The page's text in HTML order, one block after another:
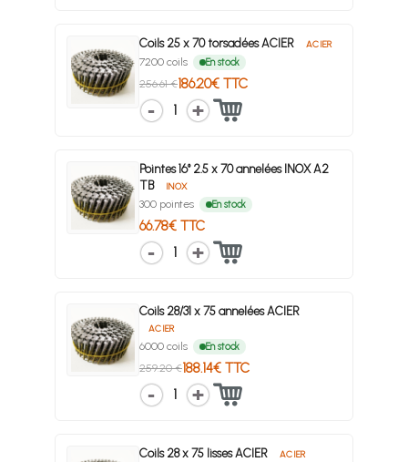
Coils 25 x 70 torsadées ACIER ACIER
7200 coils En stock
256.61 €186.20€ TTC
1
Pointes 16° 2.5 x 70 annelées INOX A2
TB
INOX
300 pointes En stock
66.78€ TTC
1
Coils 28/31 x 75 annelées ACIER
ACIER
6000 coils En stock
259.20 €188.14€ TTC
1
Coils 28 x 75 lisses ACIER ACIER